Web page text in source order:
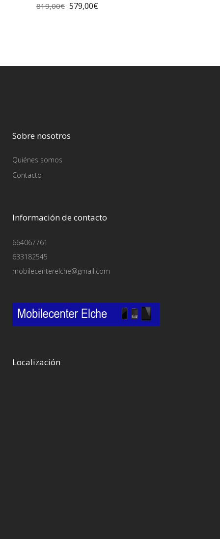
819,00€ 579,00€
Sobre nosotros
Quiénes somos
Contacto
Información de contacto
664067761
633182545
mobilecenterelche@gmail.com
Localización